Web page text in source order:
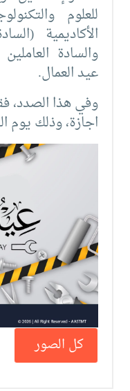
للعلوم
الأكاديمية
والسادة
عيد العمال.
وفي هذا الصدد،
اجازة، وذلك يوم
كل الصور